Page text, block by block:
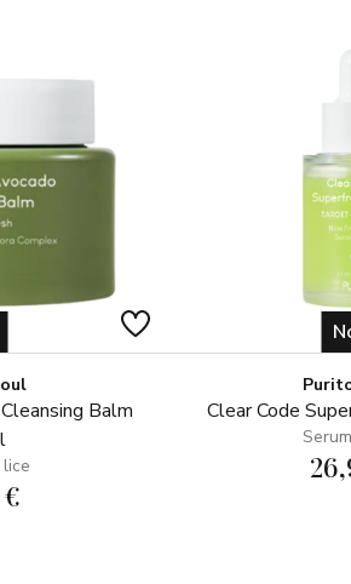
Balm
Clear Code